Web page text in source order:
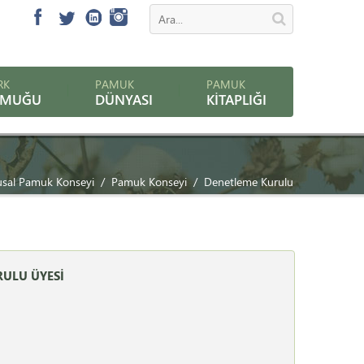
PAMUK
DÜNYASI
PAMUK
KITAPLIĞI
Pamuk Konseyi Pamuk Konseyi Denetleme Kurulu
ÜYESİ